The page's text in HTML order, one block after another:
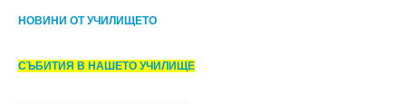
НОВИНИ ОТ УЧИЛИЩЕТО
СЪБИТИЯ В НАШЕТО УЧИЛИЩЕ